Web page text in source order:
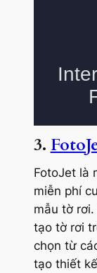
3.
FotoJet là
miễn phí
mẫu tờ
tạo tờ rơi
chọn từ
tạo thiết